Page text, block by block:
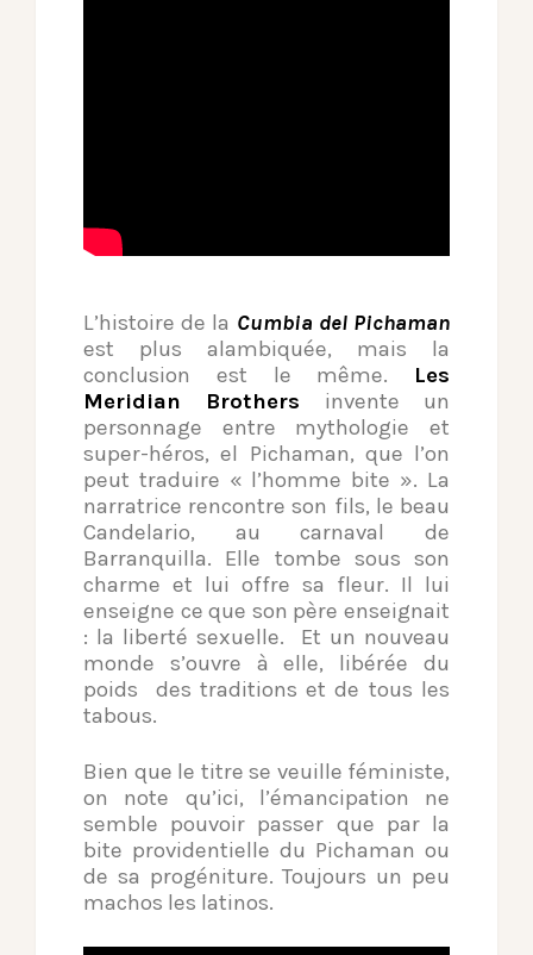
L’histoire de la Cumbia del Pichaman
est plus alambiquée, mais la
conclusion est le même. Les
Meridian Brothers invente un
personnage entre mythologie et
super-héros, el Pichaman, que l’on
peut traduire « l’homme bite ». La
narratrice rencontre son fils, le beau
Candelario, au carnaval de
Barranquilla. Elle tombe sous son
charme et lui offre sa fleur. Il lui
enseigne ce que son père enseignait
: la liberté sexuelle. Et un nouveau
monde s’ouvre à elle, libérée du
poids des traditions et de tous les
tabous.
Bien que le titre se veuille féministe,
on note qu’ici, l’émancipation ne
semble pouvoir passer que par la
bite providentielle du Pichaman ou
de sa progéniture. Toujours un peu
machos les latinos.